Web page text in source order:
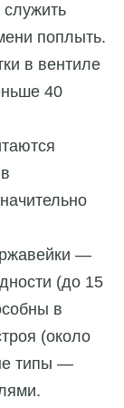
служить
поплыть.
в вентиле
40
—
(до 15
в
(около
типы —